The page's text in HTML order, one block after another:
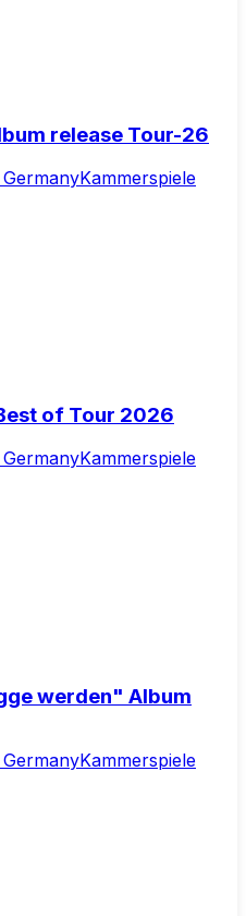
release Tour-26
Kammerspiele
of Tour 2026
Kammerspiele
werden" Album
Kammerspiele